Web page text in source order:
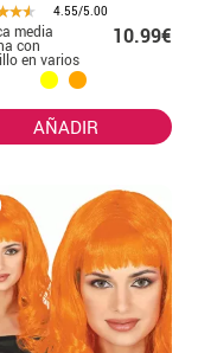
4.55/5.00
media
con
en varios
10.99€
AÑADIR